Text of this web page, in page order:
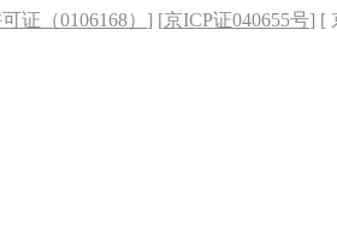
证（0106168） ] [京ICP证040655号] [